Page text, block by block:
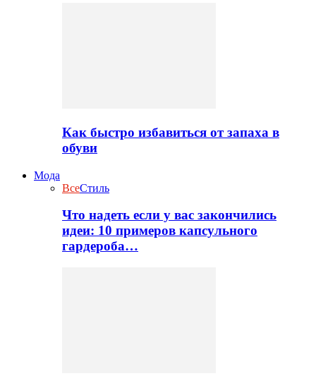
Как быстро избавиться от запаха в
обуви
Мода
ВсеСтиль
Что надеть если у вас закончились
идеи: 10 примеров капсульного
гардероба…